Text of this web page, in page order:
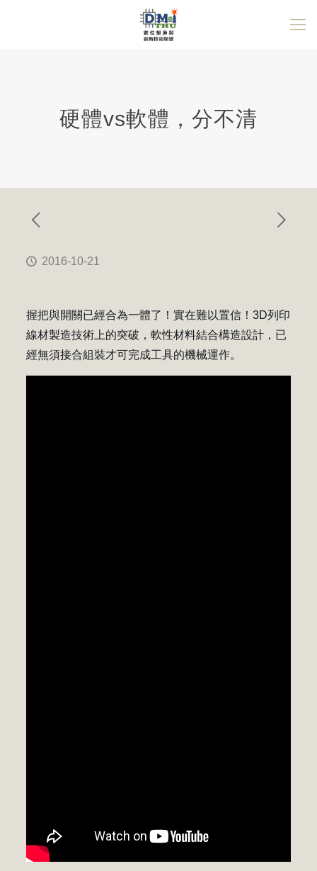
硬體vs軟體，分不清
2016-10-21
握把與開關已經合為一體了！實在難以置信！3D列印
線材製造技術上的突破，軟性材料結合構造設計，已
經無須接合組裝才可完成工具的機械運作。